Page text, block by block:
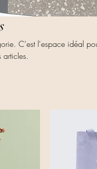
C'est l'espace idéal
articles.